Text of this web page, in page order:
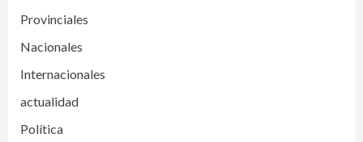
Provinciales
Nacionales
Internacionales
actualidad
Política